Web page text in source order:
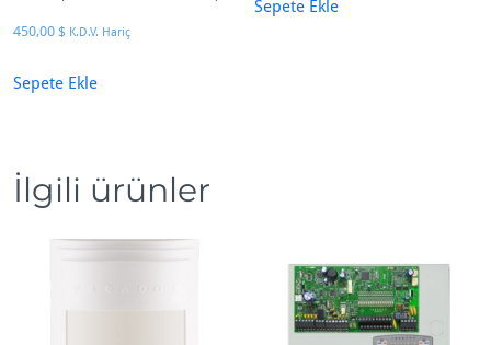
450,00 $ K.D.V. Hariç
Sepete Ekle
Sepete Ekle
İlgili ürünler